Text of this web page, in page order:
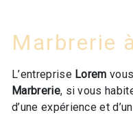
Marbrerie
L’entreprise Lorem
Marbrerie, si vous
d’une expérience et